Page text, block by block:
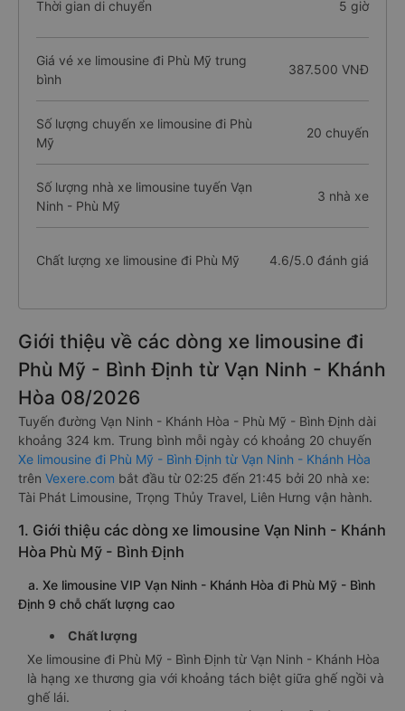
Thời gian di chuyển 5 giờ
Giá vé xe limousine đi Phù Mỹ trung
bình
387.500 VNĐ
Số lượng chuyến xe limousine đi Phù
Mỹ
20 chuyến
Số lượng nhà xe limousine tuyến Vạn
Ninh - Phù Mỹ
3 nhà xe
Chất lượng xe limousine đi Phù Mỹ 4.6/5.0 đánh giá
Giới thiệu về các dòng xe limousine đi
Phù Mỹ - Bình Định từ Vạn Ninh - Khánh
Hòa 08/2026
Tuyến đường Vạn Ninh - Khánh Hòa - Phù Mỹ - Bình Định dài
khoảng 324 km. Trung bình mỗi ngày có khoảng 20 chuyến
Xe limousine đi Phù Mỹ - Bình Định từ Vạn Ninh - Khánh Hòa
trên Vexere.com bắt đầu từ 02:25 đến 21:45 bởi 20 nhà xe:
Tài Phát Limousine, Trọng Thủy Travel, Liên Hưng vận hành.
1. Giới thiệu các dòng xe limousine Vạn Ninh - Khánh
Hòa Phù Mỹ - Bình Định
a. Xe limousine VIP Vạn Ninh - Khánh Hòa đi Phù Mỹ - Bình
Định 9 chỗ chất lượng cao
Chất lượng
Xe limousine đi Phù Mỹ - Bình Định từ Vạn Ninh - Khánh Hòa
là hạng xe thương gia với khoảng tách biệt giữa ghế ngồi và
ghế lái.